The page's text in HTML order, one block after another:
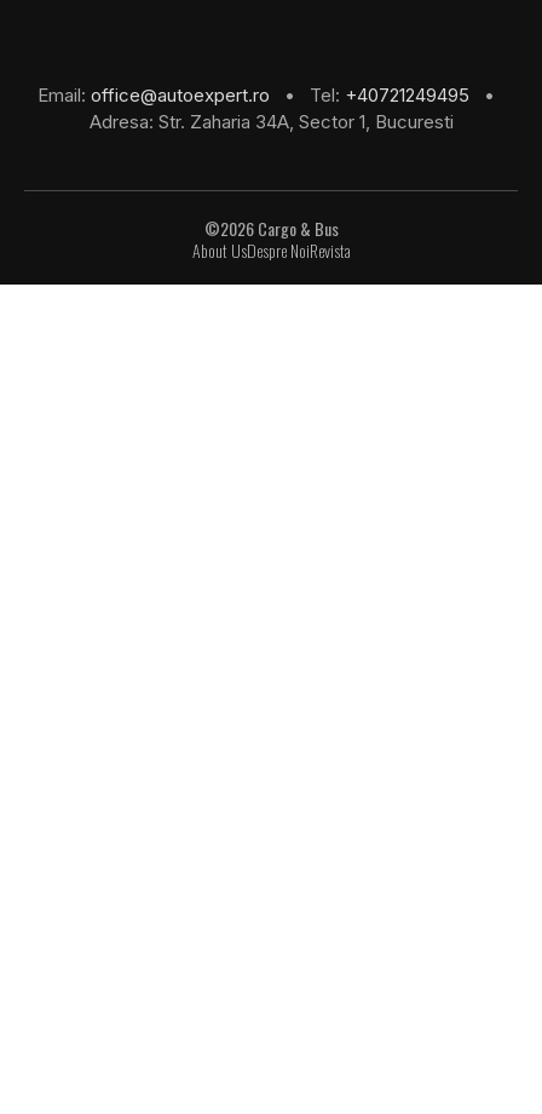
Email: office@autoexpert.ro • Tel: +40721249495
•
Adresa: Str. Zaharia 34A, Sector 1, Bucuresti
©2026 Cargo & Bus
About UsDespre NoiRevista